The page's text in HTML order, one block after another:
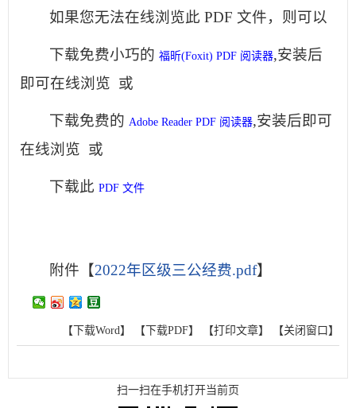
如果您无法在线浏览此 PDF 文件，则可以
下载免费小巧的福昕(Foxit) PDF 阅读器,安装后
即可在线浏览 或
下载免费的Adobe Reader PDF 阅读器,安装后即可
在线浏览 或
下载此PDF 文件
附件【2022年区级三公经费.pdf】
【下载Word】 【下载PDF】 【打印文章】 【关闭窗口】
扫一扫在手机打开当前页